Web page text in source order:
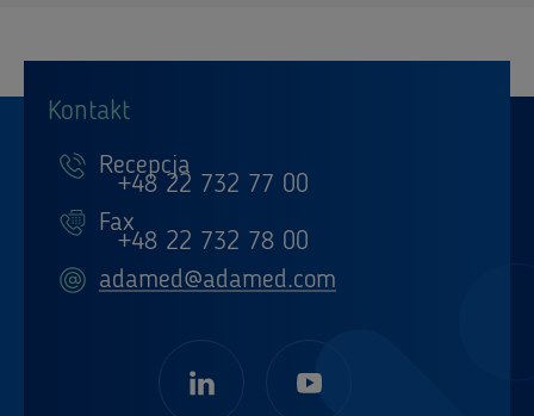
Kontakt
Recepcja
+48 22 732 77 00
Fax
+48 22 732 78 00
adamed@adamed.com